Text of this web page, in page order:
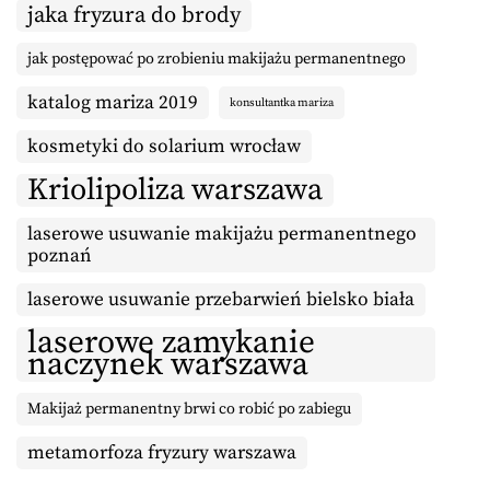
jaka fryzura do brody
jak postępować po zrobieniu makijażu permanentnego
katalog mariza 2019 konsultantka mariza
kosmetyki do solarium wrocław
Kriolipoliza warszawa
laserowe usuwanie makijażu permanentnego
poznań
laserowe usuwanie przebarwień bielsko biała
laserowe zamykanie
naczynek warszawa
Makijaż permanentny brwi co robić po zabiegu
metamorfoza fryzury warszawa